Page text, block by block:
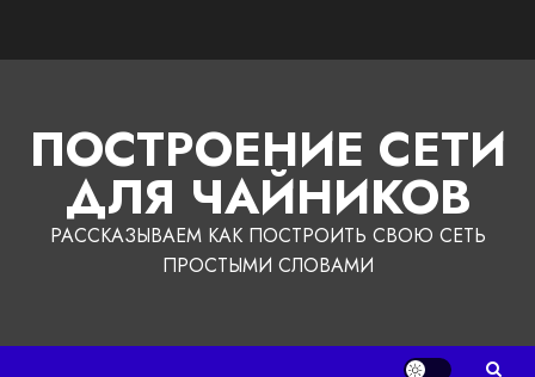
ПОСТРОЕНИЕ СЕТИ
ДЛЯ ЧАЙНИКОВ
РАССКАЗЫВАЕМ КАК ПОСТРОИТЬ СВОЮ СЕТЬ
ПРОСТЫМИ СЛОВАМИ